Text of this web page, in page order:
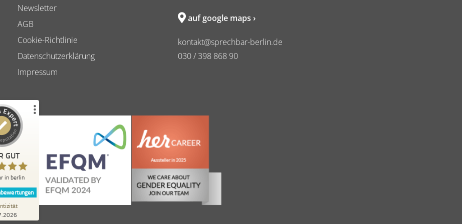
Newsletter
AGB
Cookie-Richtlinie
Datenschutzerklärung
Impressum
auf google maps ›
kontakt@sprechbar-berlin.de
030 / 398 868 90
GUT
in berlin
und Erfahrungen zu
in berlin
Empfehlungen auf
ProvenExpert.com
262
Bewertungen auf